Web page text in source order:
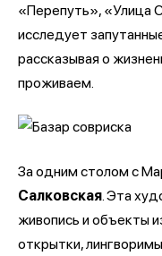
«Перепуть», «Улица
исследует
рассказывая о
проживаем.
За одним столом с
Салковская . Эта
живопись и объекты
открытки,